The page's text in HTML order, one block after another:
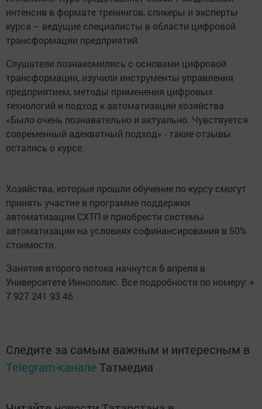
интенсив в формате тренингов, спикеры и эксперты
курса – ведущие специалисты в области цифровой
трансформации предприятий.
Слушатели познакомились с основами цифровой
трансформации, изучили инструменты управления
предприятием, методы применения цифровых
технологий и подход к автоматизации хозяйства.
«Было очень познавательно и актуально. Чувствуется
современный адекватный подход» - такие отзывы
остались о курсе.
Хозяйства, которые прошли обучение по курсу смогут
принять участие в программе поддержки
автоматизации СХТП и приобрести системы
автоматизации на условиях софинансирования в 50%
стоимости.
Занятия второго потока начнутся 6 апреля в
Университете Иннополис. Все подробности по номеру: +
7 927 241 93 46
Следите за самым важным и интересным в
Telegram-канале Татмедиа